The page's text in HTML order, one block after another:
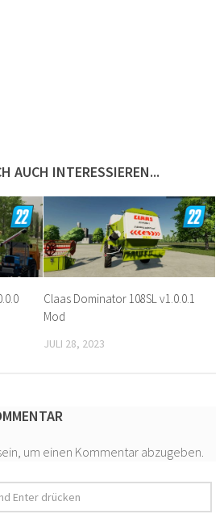
AUCH INTERESSIEREN...
Claas Dominator 108SL v1.0.0.1
Mod
JULI 28, 2023
um einen Kommentar abzugeben.